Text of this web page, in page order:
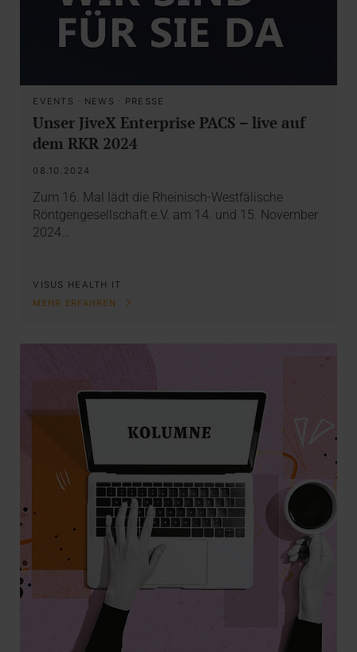
EVENTS · NEWS · PRESSE
Unser JiveX Enterprise PACS – live auf
dem RKR 2024
08.10.2024
Zum 16. Mal lädt die Rheinisch-Westfälische
Röntgengesellschaft e.V. am 14. und 15. November
2024…
VISUS HEALTH IT
MEHR ERFAHREN